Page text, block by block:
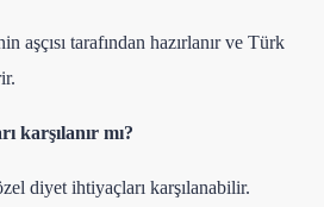
aşçısı tarafından hazırlanır ve Türk
karşılanır mı?
diyet ihtiyaçları karşılanabilir.